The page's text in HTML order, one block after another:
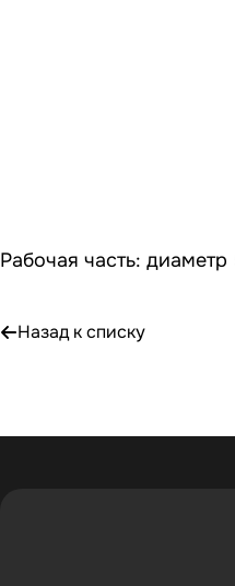
Рабочая часть:
Назад к списку